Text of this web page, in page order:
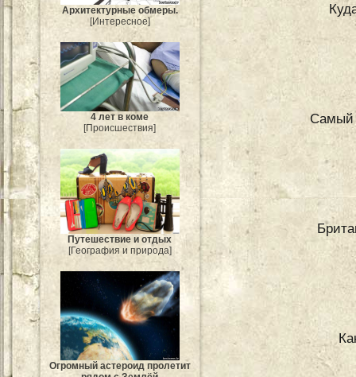
Архитектурные обмеры.
[Интересное]
4 лет в коме
[Происшествия]
Путешествие и отдых
[География и природа]
Огромный астероид пролетит
Самый